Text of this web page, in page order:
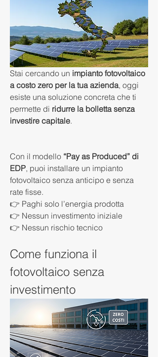
Stai cercando un impianto fotovoltaico
a costo zero per la tua azienda, oggi
esiste una soluzione concreta che ti
permette di ridurre la bolletta senza
investire capitale.
Con il modello “Pay as Produced” di
EDP, puoi installare un impianto
fotovoltaico senza anticipo e senza
rate fisse.
👉 Paghi solo l’energia prodotta
👉 Nessun investimento iniziale
👉 Nessun rischio tecnico
Come funziona il
fotovoltaico senza
investimento